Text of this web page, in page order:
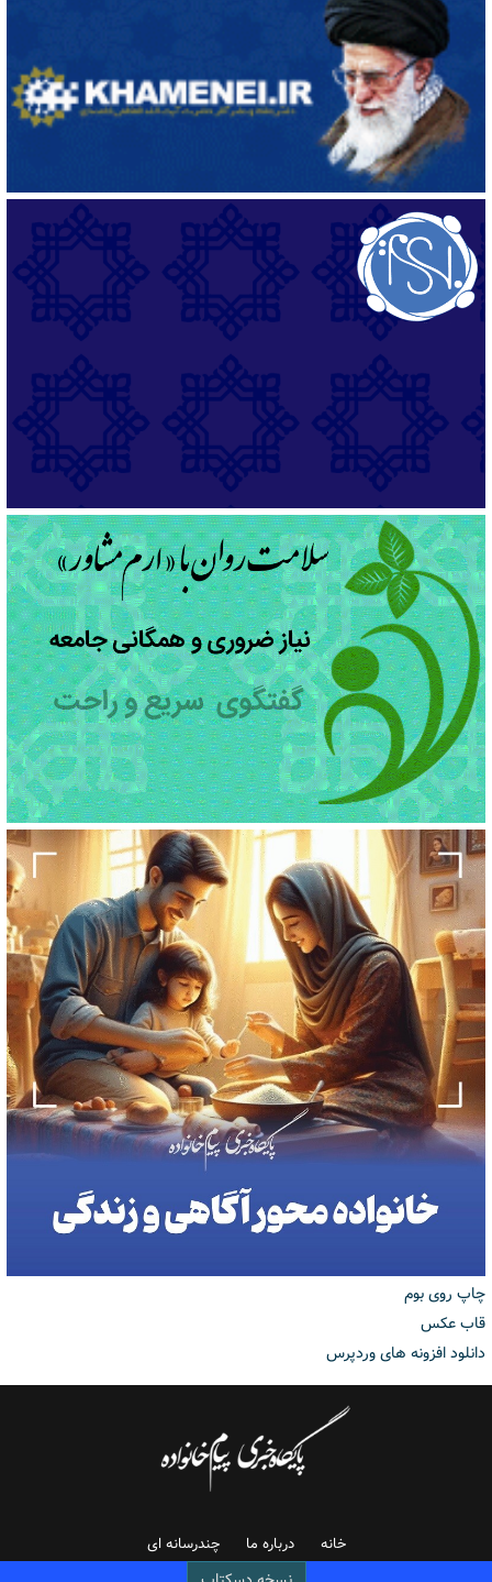
چاپ روی بوم
قاب عکس
دانلود افزونه های وردپرس
خانه درباره ما چندرسانه ای